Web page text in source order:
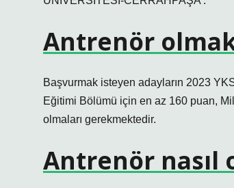
Antrenör
Başvurmak isteyen adayların 2023
Eğitimi Bölümü için en az 160 puan,
olmaları gerekmektedir.
Antrenör nasıl